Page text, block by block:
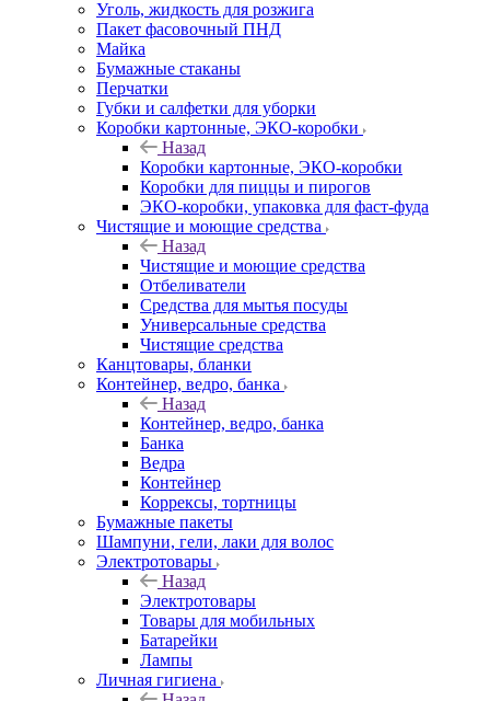
Уголь, жидкость для розжига
Пакет фасовочный ПНД
Майка
Бумажные стаканы
Перчатки
Губки и салфетки для уборки
Коробки картонные, ЭКО-коробки
Назад
Коробки картонные, ЭКО-коробки
Коробки для пиццы и пирогов
ЭКО-коробки, упаковка для фаст-фуда
Чистящие и моющие средства
Назад
Чистящие и моющие средства
Отбеливатели
Средства для мытья посуды
Универсальные средства
Чистящие средства
Канцтовары, бланки
Контейнер, ведро, банка
Назад
Контейнер, ведро, банка
Банка
Ведра
Контейнер
Коррексы, тортницы
Бумажные пакеты
Шампуни, гели, лаки для волос
Электротовары
Назад
Электротовары
Товары для мобильных
Батарейки
Лампы
Личная гигиена